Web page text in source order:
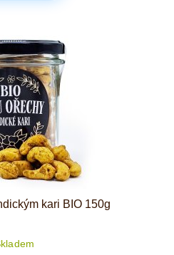
kari BIO 150g